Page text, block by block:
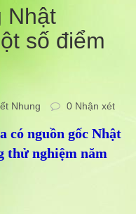
Nhật
số điểm
Nhung 0 Nhận xét
có nguồn gốc Nhật
thử nghiệm năm